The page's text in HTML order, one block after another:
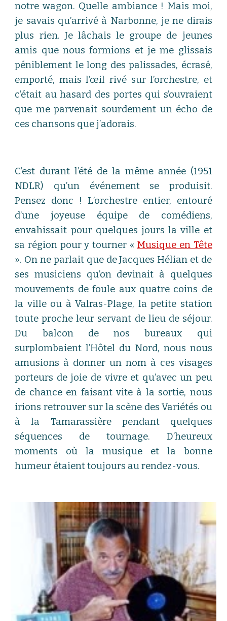
notre wagon. Quelle ambiance ! Mais moi,
je savais qu’arrivé à Narbonne, je ne dirais
plus rien. Je lâchais le groupe de jeunes
amis que nous formions et je me glissais
péniblement le long des palissades, écrasé,
emporté, mais l’œil rivé sur l’orchestre, et
c’était au hasard des portes qui s’ouvraient
que me parvenait sourdement un écho de
ces chansons que j’adorais.
C’est durant l’été de la même année (1951
NDLR) qu’un événement se produisit.
Pensez donc ! L’orchestre entier, entouré
d’une joyeuse équipe de comédiens,
envahissait pour quelques jours la ville et
sa région pour y tourner « Musique en Tête
». On ne parlait que de Jacques Hélian et de
ses musiciens qu’on devinait à quelques
mouvements de foule aux quatre coins de
la ville ou à Valras-Plage, la petite station
toute proche leur servant de lieu de séjour.
Du balcon de nos bureaux qui
surplombaient l’Hôtel du Nord, nous nous
amusions à donner un nom à ces visages
porteurs de joie de vivre et qu’avec un peu
de chance en faisant vite à la sortie, nous
irions retrouver sur la scène des Variétés ou
à la Tamarassière pendant quelques
séquences de tournage. D’heureux
moments où la musique et la bonne
humeur étaient toujours au rendez-vous.